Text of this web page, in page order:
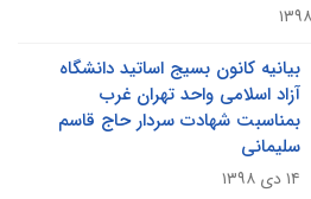
بیانیه کانون بسیج اساتید دانشگاه
آزاد اسلامی واحد تهران غرب
بمناسبت شهادت سردار حاج قاسم
سلیمانی